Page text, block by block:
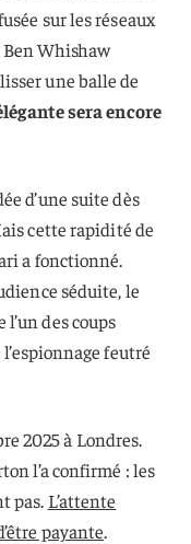
sur les réseaux
Whishaw
une balle de
sera encore
d’une suite dès
cette rapidité de
a fonctionné.
séduite, le
des coups
feutré
2025 à Londres.
l’a confirmé : les
pas. L’attente
payante.